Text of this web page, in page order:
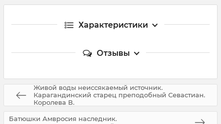
Характеристики
Отзывы
Живой воды неиссякаемый источник.
Карагандинский старец преподобный Севастиан.
Королева В.
Батюшки Амвросия наследник.